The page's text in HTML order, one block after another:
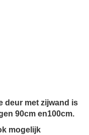
deur met zijwand is
90cm en100cm.
mogelijk